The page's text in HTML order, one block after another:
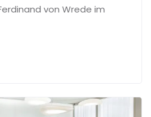
von Wrede im